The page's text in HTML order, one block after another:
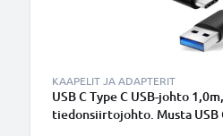
KAAPELIT JA ADAPTERIT
USB C Type C USB-johto
tiedonsiirtojohto. Musta USB